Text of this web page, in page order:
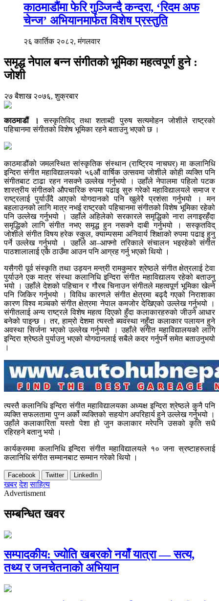
काठमाडौंमा फेरि गुञ्जिन्दै कन्दरा, ‘रिदम अफ
चेन्ज’ अभियानमार्फत विशेष प्रस्तुति
२६ कार्तिक २०८२, मंगलवार
समृद्ध नेपाल बन्न संगीतको भूमिका महत्वपूर्ण हुने :
जोशी
२७ बैशाख २०७६, शुक्रबार
काठमाडौं ।
सस्कृतिविद् तथा शताब्दी पुरुष सत्यमोहन जोशीले राष्ट्रको
पहिचानमा संगीतको विशेष भूमिका रहने बताउनु भएको छ ।
काठमाडौंको जमलस्थित सांस्कृतिक संस्थान (राष्ट्रिय नाचघर) मा कलानिधि
इन्दिरा संगीत महाविद्यालयको ५६औं वार्षिक उत्सवमा जोशीले कोही व्यक्ति पनि
संगीतबाट टाढा रहन नसक्ने उल्लेख गर्नुभयो । उहाँले नेपालमा पहिलो पटक
शास्त्रीय संगीतको औपचारिक रुपमा पढाइ सुरु गरेको महाविद्यालयले समाज र
राष्ट्रलाई पुर्याउँदै आएको योगदानको पनि खुलेरै प्रशंसा गर्नुभयो । मन
बहलाउनको लागि मात्र नभई राष्ट्रको पहिचानमा संगीतको विशेष भूमिका रहेको
पनि उल्लेख गर्नुभयो । उहाँले अहिलेको सरकारले समृद्धिको नारा लगाइरहँदा
समृद्धिको लागि संगीत नभए समृद्ध हुन नसक्ने दाबी गर्नुभयो । सस्कृतविद्
जोशीले संगीत विषय हरेक स्कुल, क्याम्पसमा अनिवार्य शिक्षाको रुपमा पढाइ हुनु
पर्ने उल्लेख गर्नुभयो । उहाँले आ–आफ्नो तरिकाले संचालन भइरहेको संगीत
पाठशालालाई एकै ठाउँमा आउन पनि आग्रह गर्नु भएको थियो ।
यसैगरी पूर्व संस्कृति तथा उड्यन मन्त्री रामकुमार श्रेष्ठले संगीत क्षेत्रलाई टेवा
पुर्याउने एक मात्र संस्था कलानिधि इन्दिरा संगीत महाविद्यालय रहेको बताउनु
भयो । उहाँले देशको पहिचान र गौरब चिनाउन संगीतले महत्वपूर्ण भूमिका खेल्ने
पनि जिकिर गर्नुभयो । विविध कारणले संगीत क्षेत्रमा बढ्दै गएको निराशाका
कारण विश्व मञ्चको संगीत क्षेत्रमा नेपाल कमजोर देखिएको उल्लेख गर्नुभयो ।
संगीतलाई अन्य राष्ट्रले विशेष महत्व दिएको हुँदा कलाकारहरुको जीउने आधार
बनेको पाइन्छ । तर, हाम्रो देशमा त्यस्तो ब्यवस्था नहुँदा कलाकार पलायन हुने
अवस्था सिर्जना भएको उल्लेख गर्नुभयो । उहाँले संगीत महाविद्यालयको लागि
इन्दिरा श्रेष्ठले पुर्याउनु भएको योगदानलाई सबैले कदर गर्नुपर्ने समेत बताउनुभयो
।
त्यस्तै कलानिधि इन्दिरा संगीत महाविद्यालयका अध्यक्ष इन्दिरा श्रेष्ठले कुनै पनि
व्यक्ति सफलतामा पुग्न अर्को व्यक्तिको सहयोग अपरिहार्य हुने उल्लेख गर्नुभयो ।
उहाँले कलाकारिता यस्तो पेशा हो जुन कलाकार मरेपनि उसको कृति सधै
रहिरहने बतानु भयो ।
कार्यक्रममा कलानिधि इन्दिरा संगीत महाविद्यालयले १० जना स्रष्टाहरुलाई
कलानिधि संगीत सम्मानबाट सम्मान गरेको थियो ।
Facebook Twitter LinkedIn
खबर देश साहित्य
Advertisment
सम्बन्धित खवर
सम्पादकीय: ज्योति खबरको नयाँ यात्रा — सत्य,
तथ्य र जनचेतनाको अभियान